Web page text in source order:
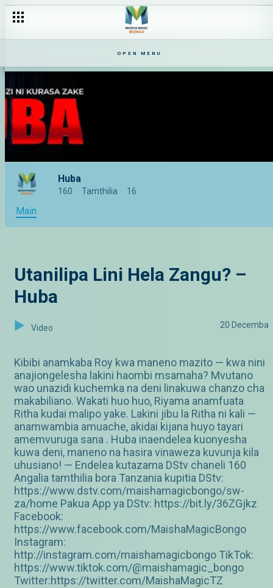
OPEN MENU
Huba
160 Tamthilia 16
Main
Utanilipa Lini Hela Zangu? –
Huba
Video 20 Decemba
Kibibi anamkaba Roy kwa maneno mazito — kwa nini
anajiongelesha lakini haombi msamaha? Mvutano
wao unazidi kuchemka na deni linakuwa chanzo cha
makabiliano. Wakati huo huo, Riyama anamfuata
Ritha kudai malipo yake. Lakini jibu la Ritha ni kali —
anamwambia amuache, akidai kijana huyo tayari
amemvuruga sana . Huba inaendelea kuonyesha
kuwa deni, maneno na hasira vinaweza kuvunja kila
uhusiano! — Endelea kutazama DStv chaneli 160
Angalia tamthilia bora Tanzania kupitia DStv:
https://www.dstv.com/maishamagicbongo/sw-
za/home Pakua App ya DStv: https://bit.ly/36ZGjkz
Facebook:
https://www.facebook.com/MaishaMagicBongo
Instagram:
http://instagram.com/maishamagicbongo TikTok:
https://www.tiktok.com/@maishamagic_bongo
Twitter:https://twitter.com/MaishaMagicTZ